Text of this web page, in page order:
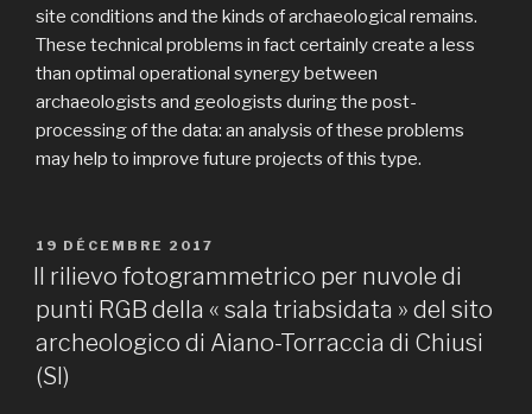
site conditions and the kinds of archaeological remains.
These technical problems in fact certainly create a less
than optimal operational synergy between
archaeologists and geologists during the post-
processing of the data: an analysis of these problems
may help to improve future projects of this type.
PUBLIÉ
LE
19 DÉCEMBRE 2017
Il rilievo fotogrammetrico per nuvole di
punti RGB della « sala triabsidata » del sito
archeologico di Aiano-Torraccia di Chiusi
(SI)